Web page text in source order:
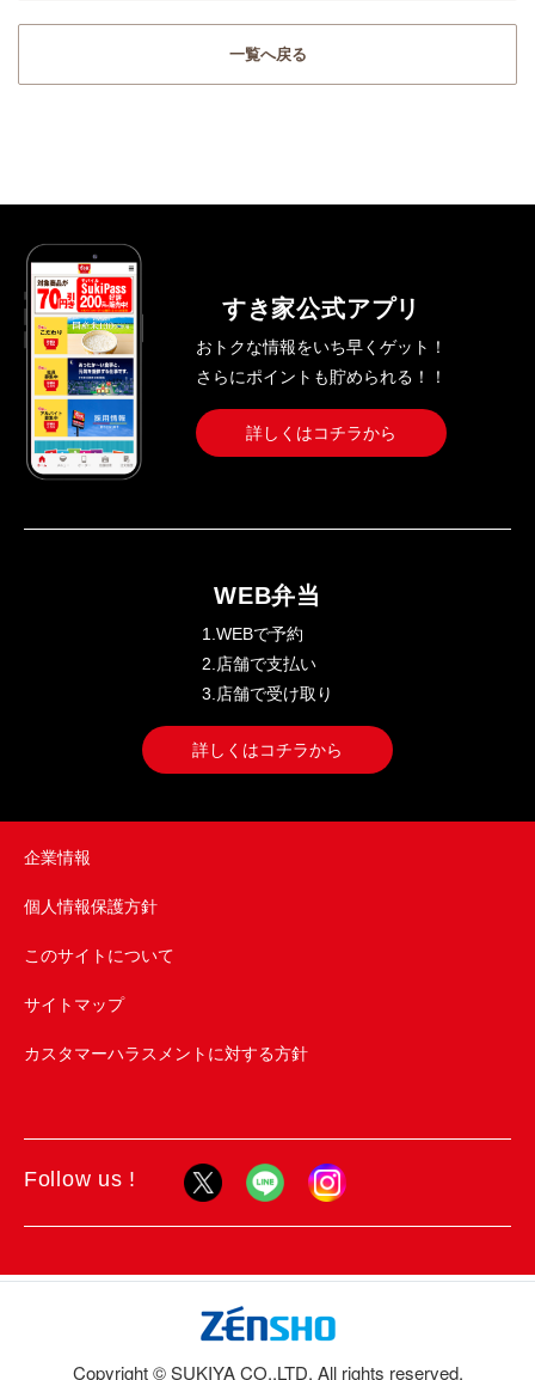
一覧へ戻る
すき家公式アプリ
おトクな情報をいち早くゲット！
さらにポイントも貯められる！！
詳しくはコチラから
WEB弁当
1.WEBで予約
2.店舗で支払い
3.店舗で受け取り
詳しくはコチラから
企業情報
個人情報保護方針
このサイトについて
サイトマップ
カスタマーハラスメントに対する方針
Follow us !
Copyright © SUKIYA CO.,LTD. All rights reserved.